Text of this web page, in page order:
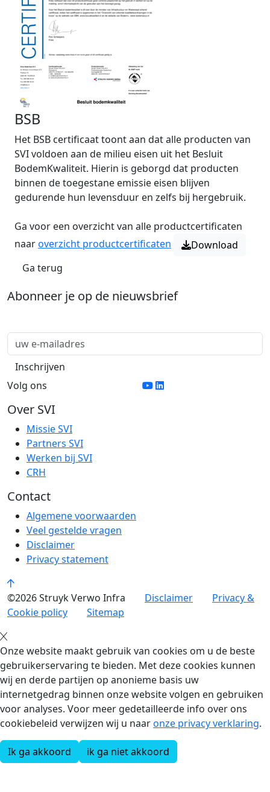
BSB
Het BSB certificaat toont aan dat alle producten van
SVI voldoen aan de milieu eisen uit het Besluit
BodemKwaliteit. Hierin is geborgd dat producten
binnen de toegestane emissie eisen blijven
gedurende hun levensduur en zelfs bij hergebruik.
Ga voor een overzicht van alle productcertificaten
naaroverzicht productcertificaten
Download
Ga terug
Abonneer je op de nieuwsbrief
Volg ons
Over SVI
Missie SVI
Partners SVI
Werken bij SVI
CRH
Contact
Algemene voorwaarden
Veel gestelde vragen
Disclaimer
Privacy statement
©2026 Struyk Verwo Infra Disclaimer
Privacy &
Cookie policy
Sitemap
Onze website maakt gebruik van cookies om u de beste
gebruikerservaring te bieden. Met deze cookies kunnen
wij en derde partijen op anonieme basis uw
internetgedrag binnen onze website volgen en gebruiken
voor analyses. Voor meer gedetailleerde info over ons
cookiebeleid verwijzen wij u naaronze privacy verklaring.
Ik ga akkoord ik ga niet akkoord